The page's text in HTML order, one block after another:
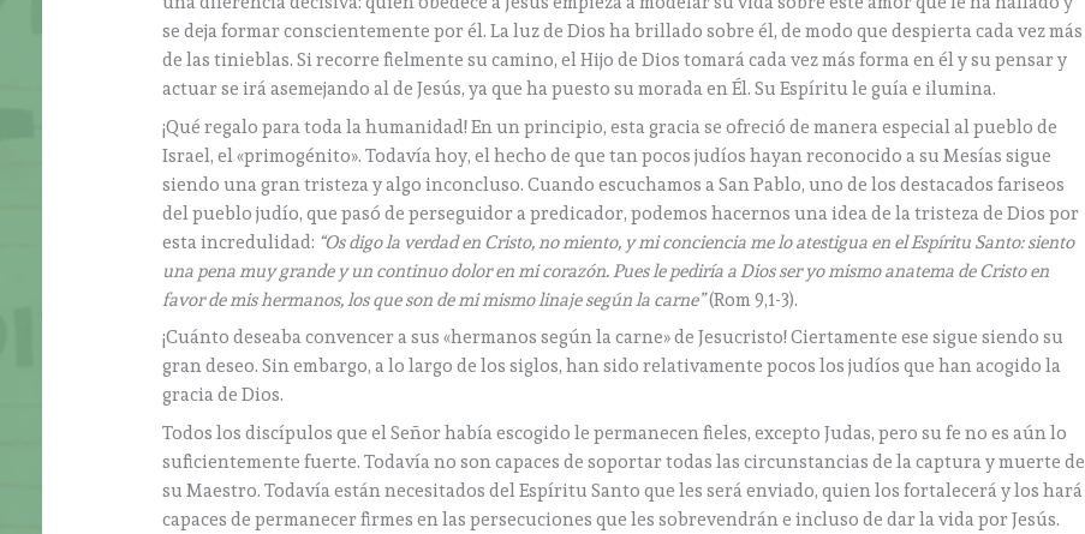
se deja formar conscientemente por él. La luz de Dios ha brillado sobre él, de modo que despierta cada vez más
de las tinieblas. Si recorre fielmente su camino, el Hijo de Dios tomará cada vez más forma en él y su pensar y
actuar se irá asemejando al de Jesús, ya que ha puesto su morada en Él. Su Espíritu le guía e ilumina.
¡Qué regalo para toda la humanidad! En un principio, esta gracia se ofreció de manera especial al pueblo de
Israel, el «primogénito». Todavía hoy, el hecho de que tan pocos judíos hayan reconocido a su Mesías sigue
siendo una gran tristeza y algo inconcluso. Cuando escuchamos a San Pablo, uno de los destacados fariseos
del pueblo judío, que pasó de perseguidor a predicador, podemos hacernos una idea de la tristeza de Dios por
esta incredulidad: “Os digo la verdad en Cristo, no miento, y mi conciencia me lo atestigua en el Espíritu Santo: siento
una pena muy grande y un continuo dolor en mi corazón. Pues le pediría a Dios ser yo mismo anatema de Cristo en
favor de mis hermanos, los que son de mi mismo linaje según la carne”(Rom 9,1-3).
¡Cuánto deseaba convencer a sus «hermanos según la carne» de Jesucristo! Ciertamente ese sigue siendo su
gran deseo. Sin embargo, a lo largo de los siglos, han sido relativamente pocos los judíos que han acogido la
gracia de Dios.
Todos los discípulos que el Señor había escogido le permanecen fieles, excepto Judas, pero su fe no es aún lo
suficientemente fuerte. Todavía no son capaces de soportar todas las circunstancias de la captura y muerte de
su Maestro. Todavía están necesitados del Espíritu Santo que les será enviado, quien los fortalecerá y los hará
capaces de permanecer firmes en las persecuciones que les sobrevendrán e incluso de dar la vida por Jesús.